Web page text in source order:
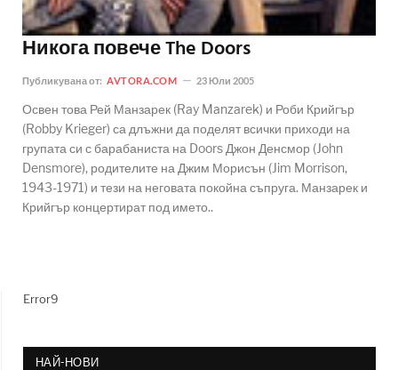
Никога повече The Doors
Публикувана от: AVTORA.COM 23 Юли 2005
Освен това Рей Манзарек (Ray Manzarek) и Роби Крийгър
(Robby Krieger) са длъжни да поделят всички приходи на
групата си с барабаниста на Doors Джон Денсмор (John
Densmore), родителите на Джим Морисън (Jim Morrison,
1943-1971) и тези на неговата покойна съпруга. Манзарек и
Крийгър концертират под името..
Error9
НАЙ-НОВИ